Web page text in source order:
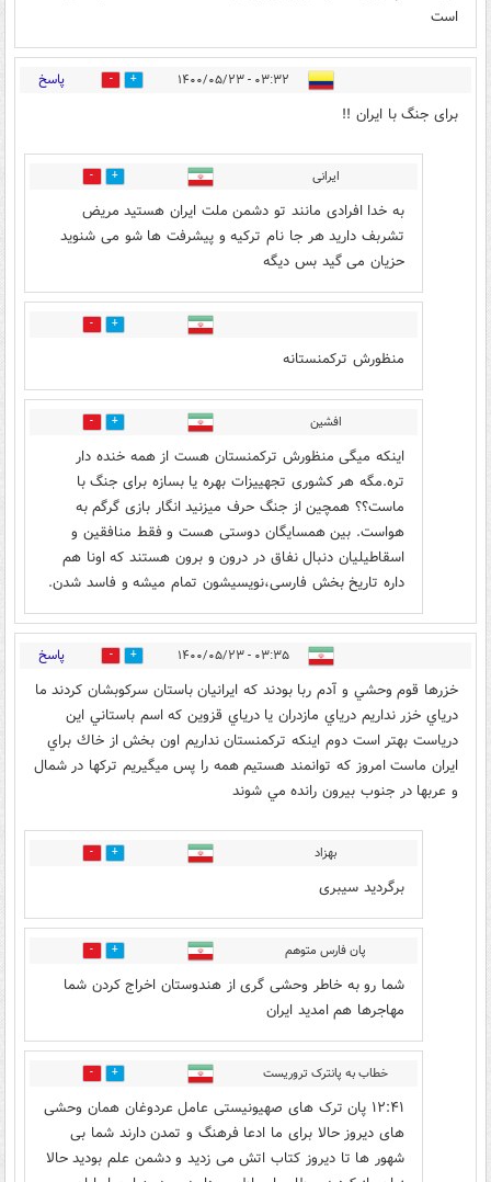
است
۰۳:۳۲ - ۱۴۰۰/۰۵/۲۳ 14 پاسخ
برای جنگ با ایران !!
ایرانی 24
به خدا افرادی مانند تو دشمن ملت ایران هستید مریض
تشربف دارید هر جا نام ترکیه و پیشرفت ها شو می شنوید
حزیان می گید بس دیگه
5
منظورش ترکمنستانه
افشین 2
اینکه میگی منظورش ترکمنستان هست از همه خنده دار
تره.مگه هر کشوری تجهييزات بهره یا بسازه برای جنگ با
ماست؟؟ همچین از جنگ حرف میزنید انگار بازی گرگم به
هواست. بین همسایگان دوستی هست و فقط منافقین و
اسقاطيليان دنبال نفاق در درون و برون هستند که اونا هم
داره تاریخ بخش فارسی،نويسيشون تمام میشه و فاسد شدن.
۰۳:۳۵ - ۱۴۰۰/۰۵/۲۳ 39 پاسخ
خزرها قوم وحشي و آدم ربا بودند كه ايرانيان باستان سركوبشان كردند ما
درياي خزر نداريم درياي مازدران يا درياي قزوين كه اسم باستاني اين
درياست بهتر است دوم اينكه تركمنستان نداريم اون بخش از خاك براي
ايران ماست امروز كه توانمند هستيم همه را پس ميگيريم تركها در شمال
و عربها در جنوب بيرون رانده مي شوند
بهزاد 12
برگردید سیبری
پان فارس متوهم 19
شما رو به خاطر وحشی گری از هندوستان اخراج کردن شما
مهاجرها هم امدید ایران
خطاب به پانترک تروریست 27
۱۲:۴۱ پان ترک های صهیونیستی عامل عردوغان همان وحشی
های دیروز حالا برای ما ادعا فرهنگ و تمدن دارند شما بی
شهور ها تا دیروز کتاب اتش می زدید و دشمن علم بودید حالا